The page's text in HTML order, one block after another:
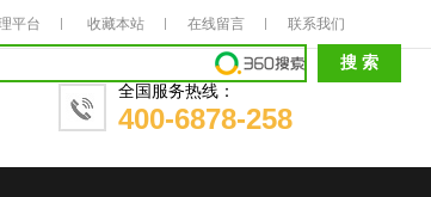
平台 收藏本站 在线留言 联系我们
全国服务热线：
400-6878-258